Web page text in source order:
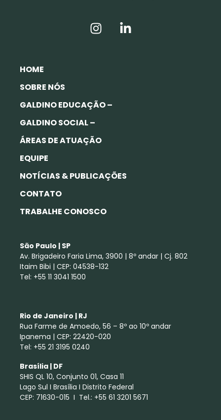
HOME
SOBRE NÓS
GALDINO EDUCAÇÃO –
GALDINO SOCIAL –
ÁREAS DE ATUAÇÃO
EQUIPE
NOTÍCIAS & PUBLICAÇÕES
CONTATO
TRABALHE CONOSCO
São Paulo | SP
Av. Brigadeiro Faria Lima, 3900 | 8º andar | Cj. 802
Itaim Bibi | CEP: 04538-132
Tel: +55 11 3041 1500
Rio de Janeiro | RJ
Rua Farme de Amoedo, 56 – 8º ao 10º andar
Ipanema | CEP: 22420-020
Tel: +55 21 3195 0240
Brasília | DF
SHIS QL 10, Conjunto 01, Casa 11
Lago Sul I Brasília I Distrito Federal
CEP: 71630-015 I Tel.: +55 61 3201 5671